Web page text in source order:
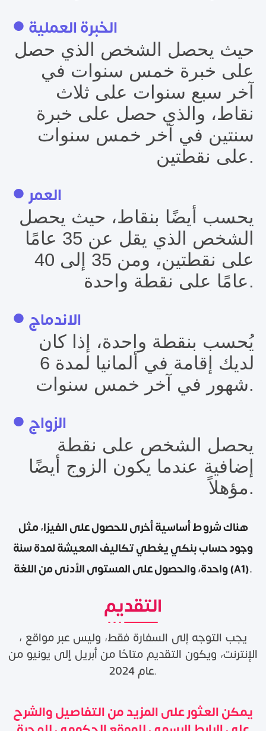
● الخبرة العملية
حيث يحصل الشخص الذي حصل
على خبرة خمس سنوات في
آخر سبع سنوات على ثلاث
نقاط، والذي حصل على خبرة
سنتين في آخر خمس سنوات
على نقطتين.
● العمر
يحسب أيضًا بنقاط، حيث يحصل
الشخص الذي يقل عن 35 عامًا
على نقطتين، ومن 35 إلى 40
عامًا على نقطة واحدة.
● الاندماج
يُحسب بنقطة واحدة، إذا كان
لديك إقامة في ألمانيا لمدة 6
شهور في آخر خمس سنوات.
● الزواج
يحصل الشخص على نقطة
إضافية عندما يكون الزوج أيضًا
مؤهلاً.
هناك شروط أساسية أخرى للحصول على الفيزا، مثل
وجود حساب بنكي يغطي تكاليف المعيشة لمدة سنة
واحدة، والحصول على المستوى الأدنى من اللغة (A1).
التقديم
، يجب التوجه إلى السفارة فقط، وليس عبر مواقع
الإنترنت، ويكون التقديم متاحًا من أبريل إلى يونيو من
عام 2024.
يمكن العثور على المزيد من التفاصيل والشرح